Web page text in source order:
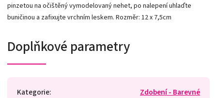
pinzetou na očištěný vymodelovaný nehet, po nalepení uhlaďte
buničinou a zafixujte vrchním leskem. Rozměr: 12 x 7,5cm
Doplňkové parametry
Kategorie: Zdobení - Barevné